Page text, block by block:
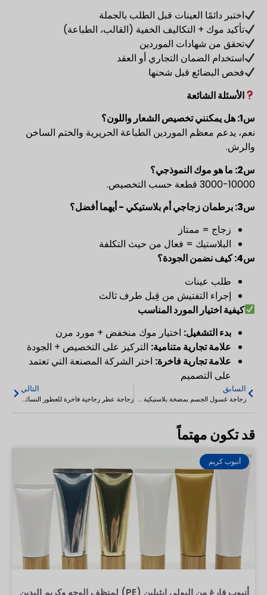
اختبر دائمًا العينات قبل الطلب بالجملة
تأكيد موك + التكاليف الخفية (القالب، الطباعة)
تحقق من شهادات الموردين
استخدام الضمان التجاري أو العقد
فحص البضائع قبل شحنها
الأسئلة الشائعة
س1: هل يمكنني تخصيص الشعار واللون؟
نعم، يدعم معظم الموردين الطباعة الحريرية والختم الساخن
والرش.
س2: ما هو موك النموذجي؟
3000-10000 قطعة حسب التخصيص.
س3: برطمان زجاجي أم بلاستيكي - أيهما أفضل؟
زجاج = ممتاز
البلاستيك = فعال من حيث التكلفة
س4: كيف نضمن الجودة؟
طلب عينات
إجراء التفتيش من قِبل طرف ثالث
كيفية اختيار المورد المناسب
بدء التشغيل: اختيار موك منخفض + مورد مرن
علامة تجارية متنامية: التركيز على التخصيص + الجودة
علامة تجارية فاخرة: اختر الشركة المصنعة التي تعتمد
على التصميم
السابق
زجاجة غسول الجسم بمضخة بلاستيكية سوداء بلا هواء مفرغة من البلاستيك 5-20 مل
التالي
زجاجة عطر زجاجية فاخرة للعطور النسائية 100 مل
قد تكون مهتماً
أنبوب كريم
أنبوب فارغ من البولي إيثيلين (PE) لمنظف الوجه وكريم اليدين